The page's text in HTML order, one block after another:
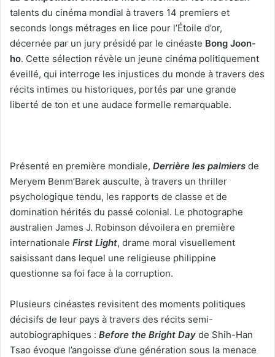
talents du cinéma mondial à travers 14 premiers et
seconds longs métrages en lice pour l’Étoile d’or,
décernée par un jury présidé par le cinéaste Bong Joon-
ho. Cette sélection révèle un jeune cinéma politiquement
éveillé, qui interroge les injustices du monde à travers des
récits intimes ou historiques, portés par une grande
liberté de ton et une audace formelle remarquable.
Présenté en première mondiale, Derrière les palmiers de
Meryem Benm’Barek ausculte, à travers un thriller
psychologique tendu, les rapports de classe et de
domination hérités du passé colonial. Le photographe
australien James J. Robinson dévoilera en première
internationale First Light, drame moral visuellement
saisissant dans lequel une religieuse philippine
questionne sa foi face à la corruption.
Plusieurs cinéastes revisitent des moments politiques
décisifs de leur pays à travers des récits semi-
autobiographiques : Before the Bright Day de Shih-Han
Tsao évoque l’angoisse d’une génération sous la menace